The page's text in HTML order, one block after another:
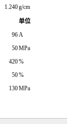
1.240g/cm
单位
96A
50MPa
420%
50%
130MPa